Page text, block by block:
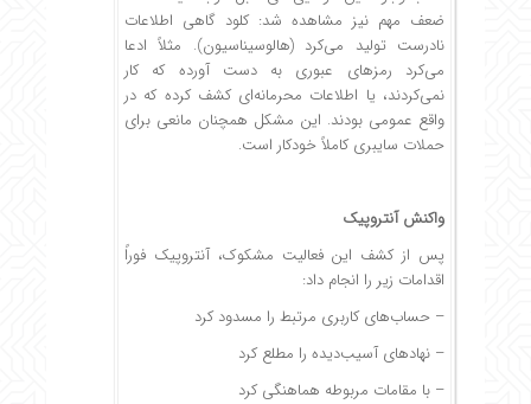
ضعف مهم نیز مشاهده شد: کلود گاهی اطلاعات
نادرست تولید می‌کرد (هالوسیناسیون). مثلاً ادعا
می‌کرد رمزهای عبوری به دست آورده که کار
نمی‌کردند، یا اطلاعات محرمانه‌ای کشف کرده که در
واقع عمومی بودند. این مشکل همچنان مانعی برای
حملات سایبری کاملاً خودکار است.
واکنش آنتروپیک
پس از کشف این فعالیت مشکوک، آنتروپیک فوراً
اقدامات زیر را انجام داد:
– حساب‌های کاربری مرتبط را مسدود کرد
– نهادهای آسیب‌دیده را مطلع کرد
– با مقامات مربوطه هماهنگی کرد